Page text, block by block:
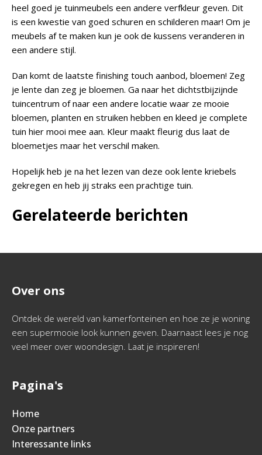
heel goed je tuinmeubels een andere verfkleur geven. Dit
is een kwestie van goed schuren en schilderen maar! Om je
meubels af te maken kun je ook de kussens veranderen in
een andere stijl.
Dan komt de laatste finishing touch aanbod, bloemen! Zeg
je lente dan zeg je bloemen. Ga naar het dichtstbijzijnde
tuincentrum of naar een andere locatie waar ze mooie
bloemen, planten en struiken hebben en kleed je complete
tuin hier mooi mee aan. Kleur maakt fleurig dus laat de
bloemetjes maar het verschil maken.
Hopelijk heb je na het lezen van deze ook lente kriebels
gekregen en heb jij straks een prachtige tuin.
Gerelateerde berichten
Over ons
Ontdek de wereld van kamerfonteinen en hoe ze je woning
een supermooie look kunnen geven. Daarnaast lees je nog
veel meer over woondesign. Laat je inspireren!
Pagina's
Home
Onze partners
Interessante links